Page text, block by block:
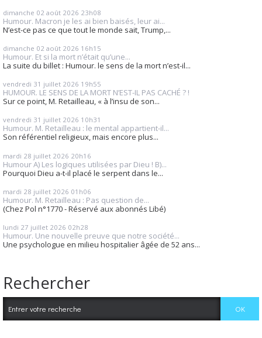
dimanche 02 août 2026 23h08
Humour. Macron je les ai bien baisés, leur ai...
N’est-ce pas ce que tout le monde sait, Trump,...
dimanche 02 août 2026 16h15
Humour. Et si la mort n’était qu’une...
La suite du billet : Humour. le sens de la mort n’est-il...
vendredi 31 juillet 2026 19h55
HUMOUR. LE SENS DE LA MORT N’EST-IL PAS CACHÉ ? !
Sur ce point, M. Retailleau, « à l’insu de son...
vendredi 31 juillet 2026 10h31
Humour. M. Retailleau : le mental appartient-il...
Son référentiel religieux, mais encore plus...
mardi 28 juillet 2026 20h16
Humour A) Les logiques utilisées par Dieu ! B)...
Pourquoi Dieu a-t-il placé le serpent dans le...
mardi 28 juillet 2026 01h06
Humour. M. Retailleau : Pas question de...
(Chez Pol n°1770 - Réservé aux abonnés Libé)
lundi 27 juillet 2026 02h28
Humour. Une nouvelle preuve que notre société...
Une psychologue en milieu hospitalier âgée de 52 ans...
Rechercher